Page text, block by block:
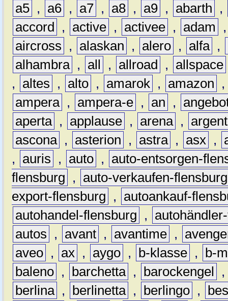
a5 , a6 , a7 , a8 , a9 , abarth
,
accord
, active , activee , adam
aircross
, alaskan , alero , alfa ,
alhambra , all , allroad , allspace
,
altes , alto , amarok , amazon
ampera , ampera-e , an ,
aperta , applause , arena ,
ascona , asterion , astra , asx ,
,
auris , auto ,
auto-entsorgen-
flensburg
,
auto-verkaufen-flensburg
export-flensburg
,
autoankauf-
autohandel-flensburg
,
autos
, avant , avantime ,
aveo , ax , aygo , b-klasse ,
b-
baleno , barchetta , barockengel
berlina , berlinetta , berlingo ,